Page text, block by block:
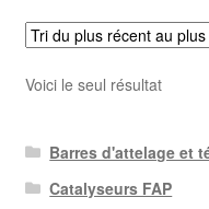
Voici le seul résultat
Barres d'attelage et
Catalyseurs FAP